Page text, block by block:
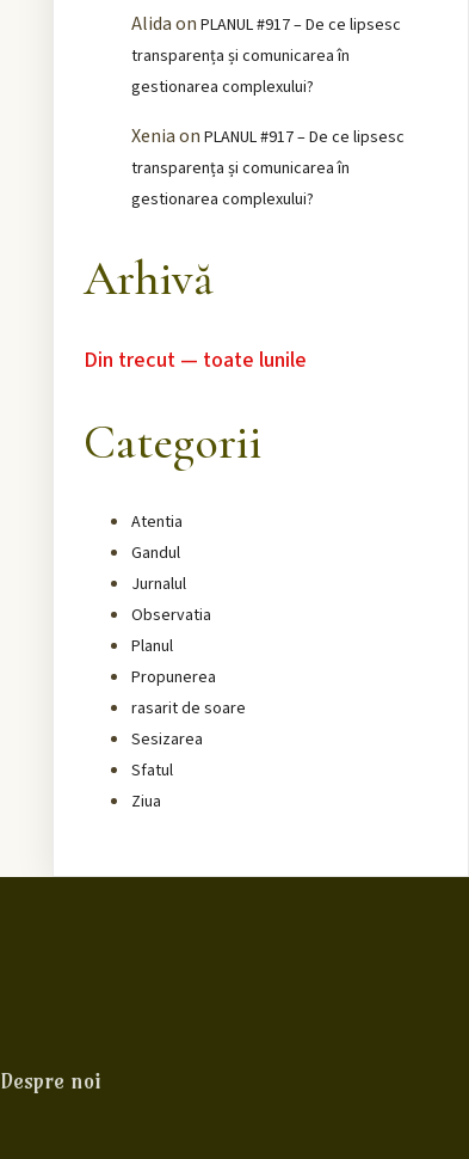
Alidaon PLANUL #917 – De ce lipsesc
transparența și comunicarea în
gestionarea complexului?
Xeniaon PLANUL #917 – De ce lipsesc
transparența și comunicarea în
gestionarea complexului?
Arhivă
Din trecut — toate lunile
Categorii
Atentia
Gandul
Jurnalul
Observatia
Planul
Propunerea
rasarit de soare
Sesizarea
Sfatul
Ziua
Despre noi